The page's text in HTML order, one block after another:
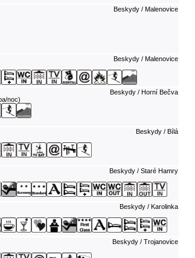
Beskydy / Malenovice
Beskydy / Malenovice
Beskydy / Horní Bečva
noc)
Beskydy / Bílá
Beskydy / Staré Hamry
Beskydy / Karolinka
Beskydy / Trojanovice